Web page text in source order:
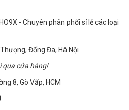
dụng), cho bạn hình ảnh rõ
phòng.
gỉ
- Chuyên phân phối sỉ lẻ các loại
Đống Đa, Hà Nội
qua cửa hàng!
8, Gò Vấp, HCM